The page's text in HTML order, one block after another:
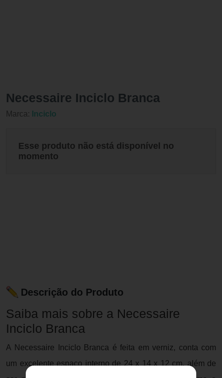
Necessaire Inciclo Branca
Marca: Inciclo
Esse produto não está disponível no
momento
Descrição do Produto
Saiba mais sobre a Necessaire
Inciclo Branca
A Necessaire Inciclo Branca é feita em verniz, conta com
um excelente espaço interno de 24 x 14 x 12 cm, além de